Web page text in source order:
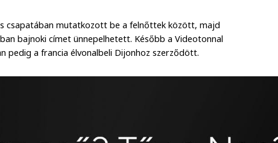
csapatában mutatkozott be a felnőttek között, majd
bajnoki címet ünnepelhetett. Később a Videotonnal
pedig a francia élvonalbeli Dijonhoz szerződött.